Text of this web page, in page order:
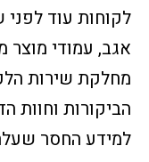
לקוחות עוד
אגב, עמודי
מחלקת שירות
הביקורות וחוות
למידע החסר